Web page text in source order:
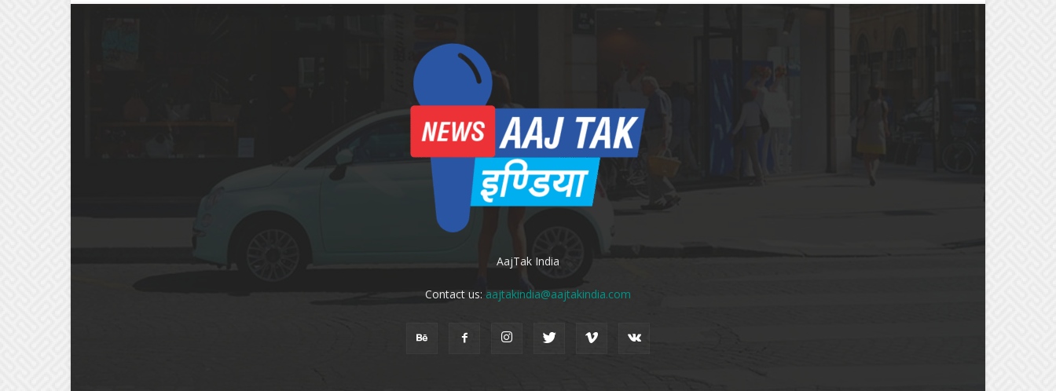
AajTak India
Contact us: aajtakindia@aajtakindia.com